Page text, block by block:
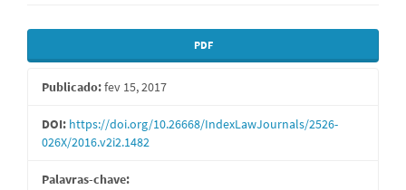
Barra
lateral
de
artigos
PDF
Publicado:fev 15, 2017
DOI: https://doi.org/10.26668/IndexLawJournals/2526-
026X/2016.v2i2.1482
Palavras-chave: